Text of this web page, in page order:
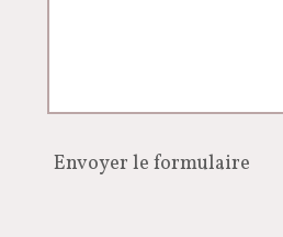
Envoyer le formulaire